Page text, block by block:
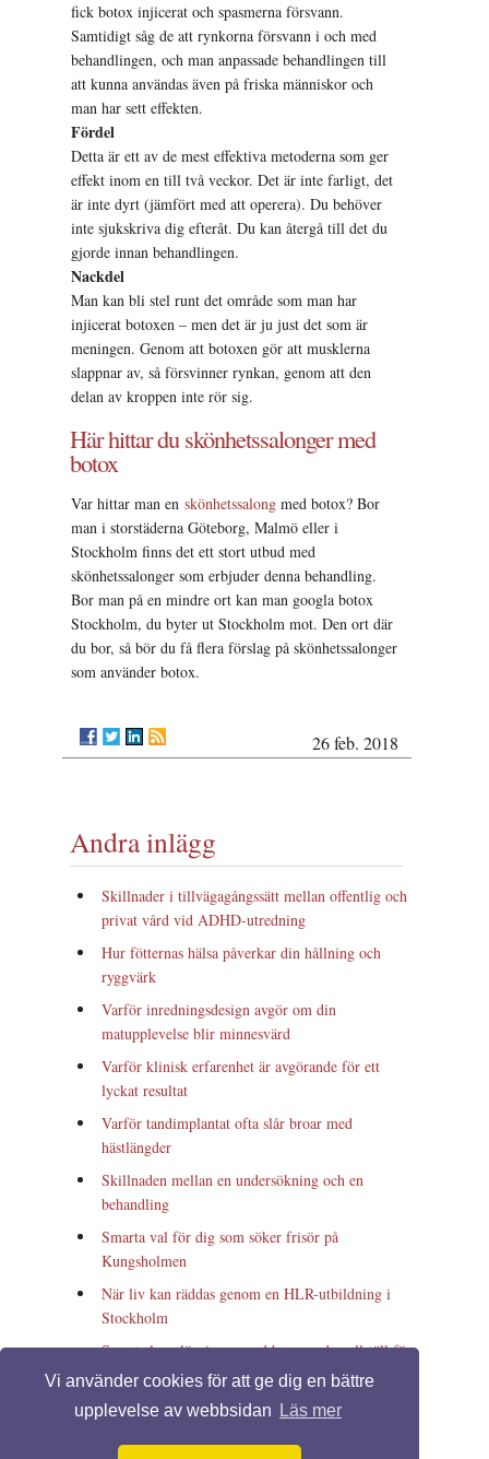
Vi använder cookies för att ge dig en bättre
upplevelse av webbsidan
Läs mer
fick botox injicerat och spasmerna försvann.
Samtidigt såg de att rynkorna försvann i och med
behandlingen, och man anpassade behandlingen till
att kunna användas även på friska människor och
man har sett effekten.
Fördel
Detta är ett av de mest effektiva metoderna som ger
effekt inom en till två veckor. Det är inte farligt, det
är inte dyrt (jämfört med att operera). Du behöver
inte sjukskriva dig efteråt. Du kan återgå till det du
gjorde innan behandlingen.
Nackdel
Man kan bli stel runt det område som man har
injicerat botoxen – men det är ju just det som är
meningen. Genom att botoxen gör att musklerna
slappnar av, så försvinner rynkan, genom att den
delan av kroppen inte rör sig.
Här hittar du skönhetssalonger med
botox
Var hittar man enskönhetssalong med botox? Bor
man i storstäderna Göteborg, Malmö eller i
Stockholm finns det ett stort utbud med
skönhetssalonger som erbjuder denna behandling.
Bor man på en mindre ort kan man googla botox
Stockholm, du byter ut Stockholm mot. Den ort där
du bor, så bör du få flera förslag på skönhetssalonger
som använder botox.
26 feb. 2018
Andra inlägg
Skillnader i tillvägagångssätt mellan offentlig och
privat vård vid ADHD-utredning
Hur fötternas hälsa påverkar din hållning och
ryggvärk
Varför inredningsdesign avgör om din
matupplevelse blir minnesvärd
Varför klinisk erfarenhet är avgörande för ett
lyckat resultat
Varför tandimplantat ofta slår broar med
hästlängder
Skillnaden mellan en undersökning och en
behandling
Smarta val för dig som söker frisör på
Kungsholmen
När liv kan räddas genom en HLR-utbildning i
Stockholm
Smarta lagerlösningar med begagnade pallställ för
effektiv förvaring
Hitta den perfekta förlovningsringen för ditt